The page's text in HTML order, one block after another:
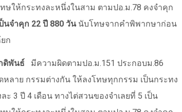
ให้กระทงละหนึ่งในสาม ตามปอ.ม.78 คงจำคุก
นจำคุก 22 ปี 880 วันนับโทษจากคำพิพากษาก่อน
ก
ดิพันธ์
มีความผิดตามปอ.ม.151 ประกอบม.86
หลาย กรรมต่างกัน ให้ลงโทษทุกกรรม เป็นกระทง
3 ปี 4 เดือน ทางไต่สวนของจำเลยที่ 5 เป็น